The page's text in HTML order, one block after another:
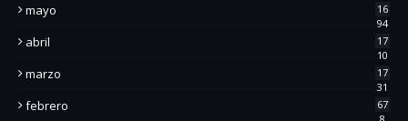
mayo
16
94
abril
17
10
marzo
17
31
febrero
67
8